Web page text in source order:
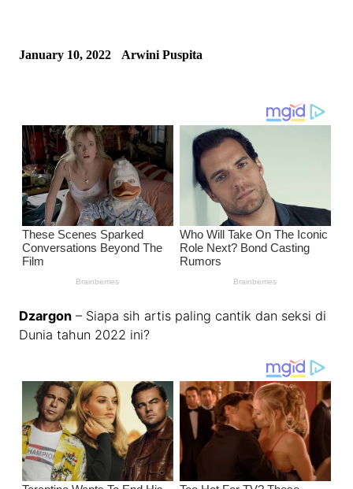
January 10, 2022 Arwini Puspita
Dzargon – Siapa sih artis paling cantik dan seksi di
Dunia tahun 2022 ini?